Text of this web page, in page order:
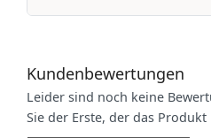
Kundenbewertungen
Leider sind noch keine
Sie der Erste, der das Produkt